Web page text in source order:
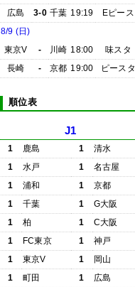
広島
3-0 千葉 19:19
Eピース
8/9 (日)
東京V
- 川崎 18:00
味スタ
長崎
- 京都 19:00 ピースタ
順位表
J1
1 鹿島 1
清水
1
水戸 1
名古屋
1
浦和 1
京都
1
千葉 1
G大阪
1
柏 1
C大阪
1
FC東京 1
神戸
1
東京V 1
岡山
1
町田 1
広島